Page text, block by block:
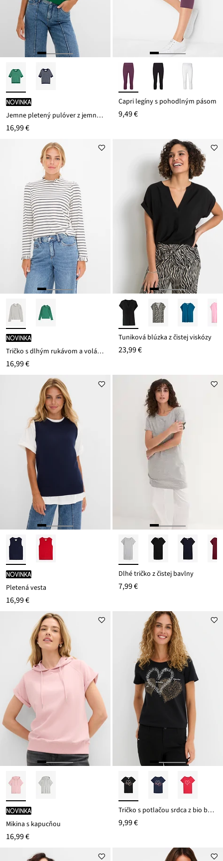
novinka
Jemne pletený pulóver z jemného viskózového mixu
16,99 €
Capri legíny s pohodlným pásom
9,49 €
novinka
Tričko s dlhým rukávom a volánmi
16,99 €
Tuniková blúzka z čistej viskózy
23,99 €
novinka
Pletená vesta
16,99 €
Dlhé tričko z čistej bavlny
7,99 €
novinka
Mikina s kapucňou
16,99 €
Tričko s potlačou srdca z bio bavlny
9,99 €